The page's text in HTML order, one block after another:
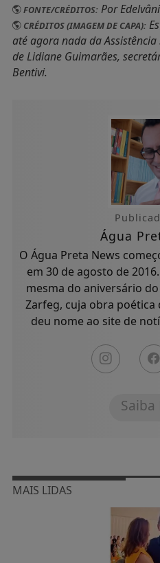
FONTE/CRÉDITOS:Por
CRÉDITOS (IMAGEM DE CAPA):
até agora nada da
de Lidiane Guimarães,
Bentivi.
Água
O Água Preta News
em 30 de agosto de
mesma do aniversário
Zarfeg, cuja obra poética
deu nome ao site de
Saiba
MAIS LIDAS